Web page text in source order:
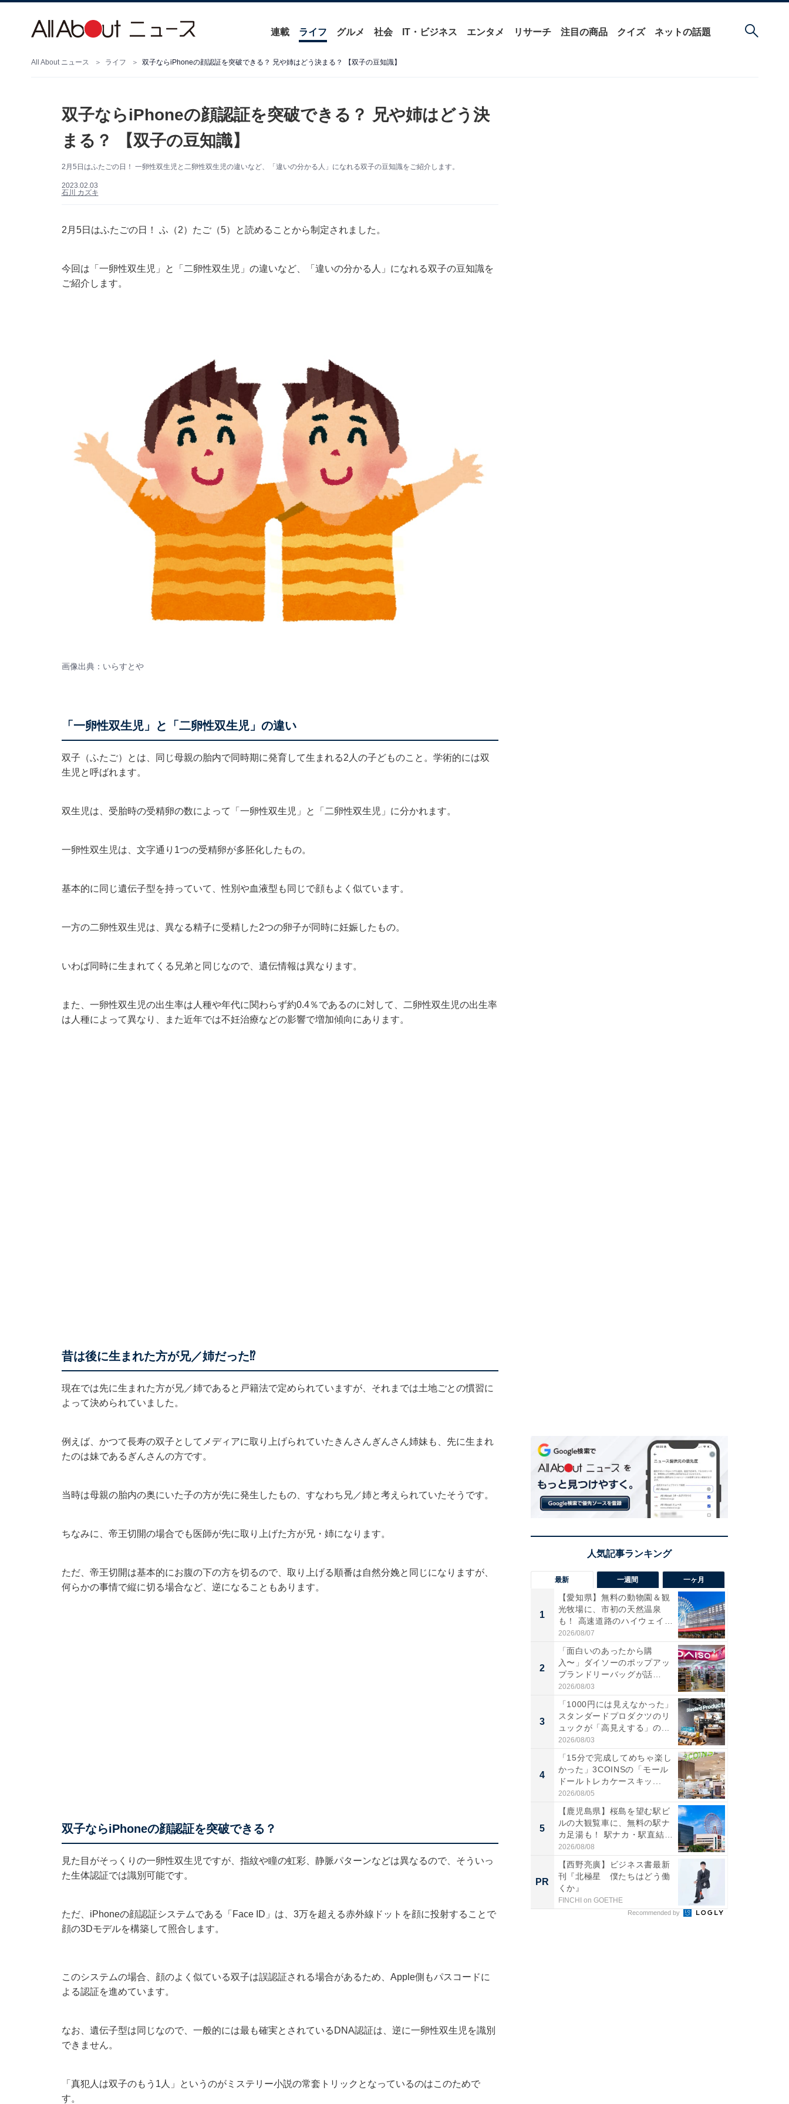
連載 ライフ グルメ 社会 IT・ビジネス エンタメ リサーチ 注目の商品 クイズ ネットの話題
All About ニュース ライフ 双子ならiPhoneの顔認証を突破できる？ 兄や姉はどう決まる？ 【双子の豆知識】
双子ならiPhoneの顔認証を突破できる？ 兄や姉はどう決
まる？ 【双子の豆知識】
2月5日はふたごの日！ 一卵性双生児と二卵性双生児の違いなど、「違いの分かる人」になれる双子の豆知識をご紹介します。
2023.02.03
石川 カズキ
2月5日はふたごの日！ ふ（2）たご（5）と読めることから制定されました。
今回は「一卵性双生児」と「二卵性双生児」の違いなど、「違いの分かる人」になれる双子の豆知識を
ご紹介します。
画像出典：いらすとや
「一卵性双生児」と「二卵性双生児」の違い
双子（ふたご）とは、同じ母親の胎内で同時期に発育して生まれる2人の子どものこと。学術的には双
生児と呼ばれます。
双生児は、受胎時の受精卵の数によって「一卵性双生児」と「二卵性双生児」に分かれます。
一卵性双生児は、文字通り1つの受精卵が多胚化したもの。
基本的に同じ遺伝子型を持っていて、性別や血液型も同じで顔もよく似ています。
一方の二卵性双生児は、異なる精子に受精した2つの卵子が同時に妊娠したもの。
いわば同時に生まれてくる兄弟と同じなので、遺伝情報は異なります。
また、一卵性双生児の出生率は人種や年代に関わらず約0.4％であるのに対して、二卵性双生児の出生率
は人種によって異なり、また近年では不妊治療などの影響で増加傾向にあります。
昔は後に生まれた方が兄／姉だった⁉
現在では先に生まれた方が兄／姉であると戸籍法で定められていますが、それまでは土地ごとの慣習に
よって決められていました。
例えば、かつて長寿の双子としてメディアに取り上げられていたきんさんぎんさん姉妹も、先に生まれ
たのは妹であるぎんさんの方です。
当時は母親の胎内の奥にいた子の方が先に発生したもの、すなわち兄／姉と考えられていたそうです。
ちなみに、帝王切開の場合でも医師が先に取り上げた方が兄・姉になります。
ただ、帝王切開は基本的にお腹の下の方を切るので、取り上げる順番は自然分娩と同じになりますが、
何らかの事情で縦に切る場合など、逆になることもあります。
双子ならiPhoneの顔認証を突破できる？
見た目がそっくりの一卵性双生児ですが、指紋や瞳の虹彩、静脈パターンなどは異なるので、そういっ
た生体認証では識別可能です。
ただ、iPhoneの顔認証システムである「Face ID」は、3万を超える赤外線ドットを顔に投射することで
顔の3Dモデルを構築して照合します。
このシステムの場合、顔のよく似ている双子は誤認証される場合があるため、Apple側もパスコードに
よる認証を進めています。
なお、遺伝子型は同じなので、一般的には最も確実とされているDNA認証は、逆に一卵性双生児を識別
できません。
「真犯人は双子のもう1人」というのがミステリー小説の常套トリックとなっているのはこのためで
す。
最新 一週間 一ヶ月
1
【愛知県】無料の動物園＆観
光牧場に、市初の天然温泉
も！ 高速道路のハイウェイオ
ア...
2026/08/07
2
「面白いのあったから購
入〜」ダイソーのポップアッ
プランドリーバッグが話
題。“さま...
2026/08/03
3
「1000円には見えなかった」
スタンダードプロダクツのリ
ュックが「高見えする」の...
2026/08/03
4
「15分で完成してめちゃ楽し
かった」3COINSの「モール
ドールトレカケースキッ...
2026/08/05
5
【鹿児島県】桜島を望む駅ビ
ルの大観覧車に、無料の駅ナ
カ足湯も！ 駅ナカ・駅直結
ス...
2026/08/08
PR
【西野亮廣】ビジネス書最新
刊『北極星 僕たちはどう働
くか』
FINCHI on GOETHE
Recommended by